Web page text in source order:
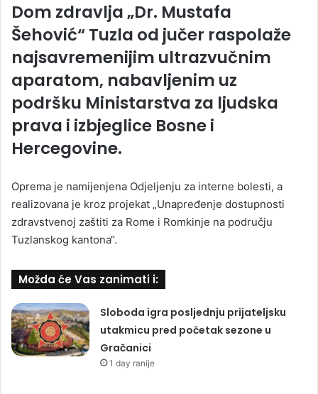
Dom zdravlja „Dr. Mustafa
Šehović“ Tuzla od jučer raspolaže
najsavremenijim ultrazvučnim
aparatom, nabavljenim uz
podršku Ministarstva za ljudska
prava i izbjeglice Bosne i
Hercegovine.
Oprema je namijenjena Odjeljenju za interne bolesti, a
realizovana je kroz projekat „Unapređenje dostupnosti
zdravstvenoj zaštiti za Rome i Romkinje na području
Tuzlanskog kantona“.
Možda će Vas zanimati i:
Sloboda igra posljednju prijateljsku
utakmicu pred početak sezone u
Gračanici
1 day ranije